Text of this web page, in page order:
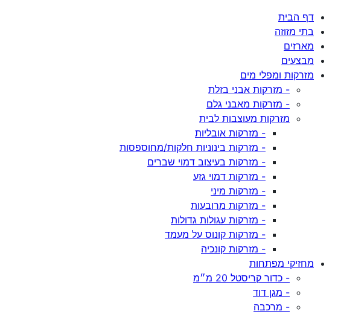
דף הבית
בתי מזוזה
מארזים
מבצעים
מזרקות ומפלי מים
- מזרקות אבני בזלת
- מזרקות מאבני גלם
מזרקות מעוצבות לבית
- מזרקות אובליות
- מזרקות בינוניות חלקות/מחוספסות
- מזרקות בעיצוב דמוי שברים
- מזרקות דמוי גזע
- מזרקות מיני
- מזרקות מרובעות
- מזרקות עגולות גדולות
- מזרקות קונוס על מעמד
- מזרקות קונכיה
מחזיקי מפתחות
- כדור קריסטל 20 מ״מ
- מגן דוד
- מרכבה